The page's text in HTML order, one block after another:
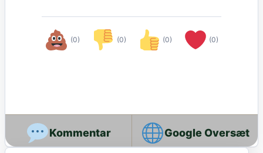
(0) (0) (0) (0)
Google Oversæt